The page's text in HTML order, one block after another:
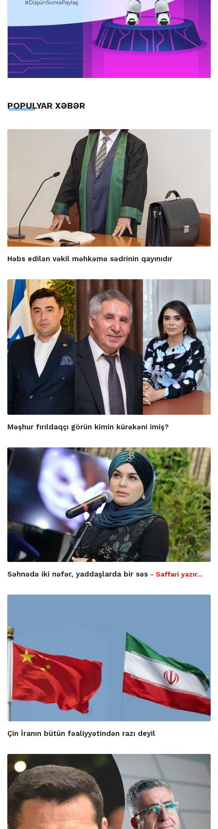
POPULYAR XƏBƏR
Həbs edilən vəkil məhkəmə sədrinin qayınıdır
Məşhur fırıldaqçı görün kimin kürəkəni imiş?
Səhnədə iki nəfər, yaddaşlarda bir səs - Saffari yazır…
Çin İranın bütün fəaliyyətindən razı deyil